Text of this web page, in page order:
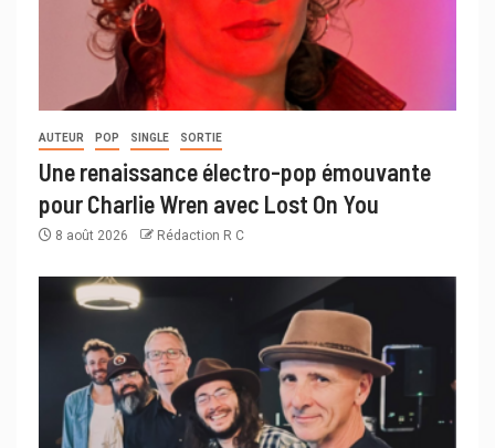
AUTEUR POP SINGLE SORTIE
Une renaissance électro-pop émouvante
pour Charlie Wren avec Lost On You
8 août 2026 Rédaction R C